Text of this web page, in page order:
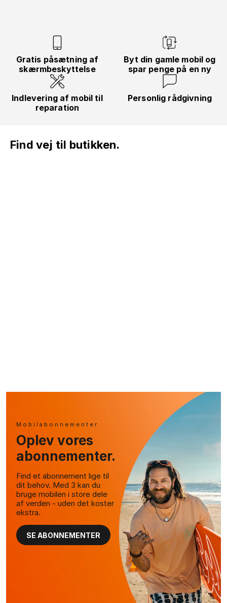
Gratis påsætning af
skærmbeskyttelse
Byt din gamle mobil og
spar penge på en ny
Indlevering af mobil til
reparation
Personlig rådgivning
Find vej til butikken.
Mobilabonnementer
Oplev vores
abonnementer.
Find et abonnement lige til
dit behov. Med 3 kan du
bruge mobilen i store dele
af verden - uden det koster
ekstra.
SE ABONNEMENTER